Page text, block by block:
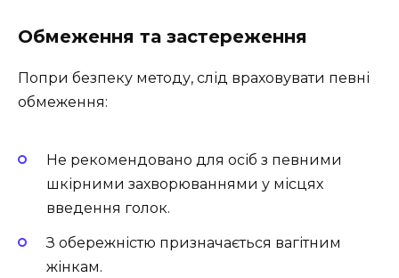
Обмеження та застереження
Попри безпеку методу, слід враховувати певні
обмеження:
Не рекомендовано для осіб з певними
шкірними захворюваннями у місцях
введення голок.
З обережністю призначається вагітним
жінкам.